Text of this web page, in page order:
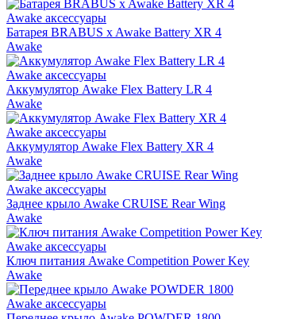
Awake аксессуары
Батарея BRABUS x Awake Battery XR 4
Awake
Awake аксессуары
Аккумулятор Awake Flex Battery LR 4
Awake
Awake аксессуары
Аккумулятор Awake Flex Battery XR 4
Awake
Awake аксессуары
Заднее крыло Awake CRUISE Rear Wing
Awake
Awake аксессуары
Ключ питания Awake Competition Power Key
Awake
Awake аксессуары